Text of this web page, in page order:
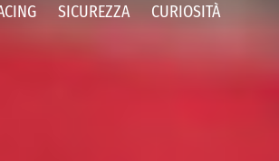
SICUREZZA CURIOSITÀ